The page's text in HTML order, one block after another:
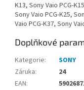
K13, Sony Vaio PCG-
Sony Vaio PCG-K25,
Vaio PCG-K37, Sony
Doplňkové
Kategorie:
SONY
Záruka:
24
EAN: